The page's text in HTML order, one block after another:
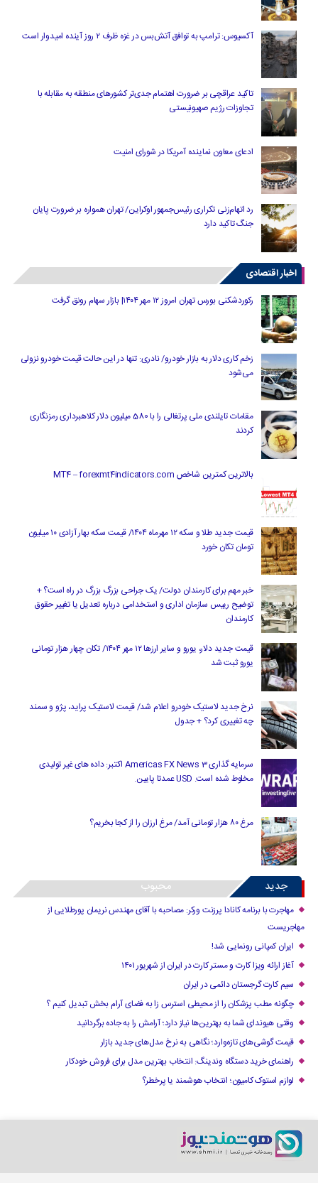
آکسیوس: ترامپ به توافق آتش‌بس در غزه ظرف ۲ روز آینده امیدوار است
تاکید عراقچی بر ضرورت اهتمام جدی‌تر کشورهای منطقه به مقابله با
تجاوزات رژیم صهیونیستی
ادعای معاون نماینده آمریکا در شورای امنیت
رد اتهام‌زنی تکراری رئیس‌جمهور اوکراین/ تهران همواره بر ضرورت پایان
جنگ تاکید دارد
اخبار اقتصادی
رکوردشکنی بورس تهران امروز ۱۲ مهر ۱۴۰۴| بازار سهام رونق گرفت
زخم کاری دلار به بازار خودرو/ نادری: تنها در این حالت قیمت خودرو نزولی
می‌شود
مقامات تایلندی ملی پرتغالی را با 580 میلیون دلار کلاهبرداری رمزنگاری
کردند
بالاترین کمترین شاخص MT4 – forexmt4indicators.com
قیمت جدید طلا و سکه ۱۲ مهرماه ۱۴۰۴/ قیمت سکه بهار آزادی ۱۰ میلیون
تومان تکان خورد
خبر مهم برای کارمندان دولت/ یک جراحی بزرگ بزرگ در راه است؟ +
توضیح رییس سازمان اداری و استخدامی درباره تعدیل یا تغییر حقوق
کارمندان
قیمت جدید دلار، یورو و سایر ارزها ۱۲ مهر ۱۴۰۴/ تکان چهار هزار تومانی
یورو ثبت شد
نرخ جدید لاستیک خودرو اعلام شد/ قیمت لاستیک پراید، پژو و سمند
چه تغییری کرد؟ + جدول
سرمایه گذاری Americas FX News 3 اکتبر: داده های غیر تولیدی
مخلوط شده است. USD عمدتا پایین.
مرغ ۸۰ هزار تومانی آمد/ مرغ ارزان را از کجا بخریم؟
جدید محبوب
مهاجرت با برنامه کانادا پرزنت ورکر: مصاحبه با آقای مهندس نریمان پورطلایی از
مهاجریست
ایران کمپانی رونمایی شد!
آغاز ارائه ویزا کارت و مستر کارت در ایران از شهریور ۱۴۰۱
سیم کارت گرجستان دائمی در ایران
چگونه مطب پزشکان را از محیطی استرس زا به فضای آرام بخش تبدیل کنیم ؟
وقتی هیوندای شما به بهترین‌ها نیاز دارد؛ آرامش را به جاده برگردانید
قیمت گوشی‌های تازه‌وارد؛ نگاهی به نرخ مدل‌های جدید بازار
راهنمای خرید دستگاه وندینگ: انتخاب بهترین مدل برای فروش خودکار
لوازم استوک کامیون؛ انتخاب هوشمند یا پرخطر؟